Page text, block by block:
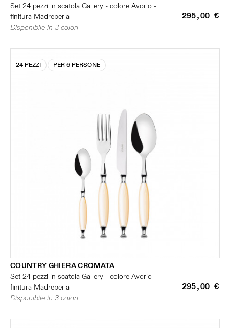
Set 24 pezzi in scatola Gallery - colore Avorio -
finitura Madreperla
295,00 €
Disponibile in 3 colori
24 PEZZI PER 6 PERSONE
COUNTRY GHIERA CROMATA
Set 24 pezzi in scatola Gallery - colore Avorio -
finitura Madreperla
295,00 €
Disponibile in 3 colori